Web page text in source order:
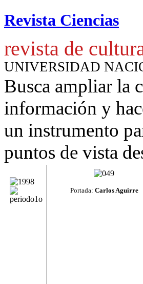
Revista Ciencias
revista de
UNIVERSIDAD
Busca ampliar la
información y
un instrumento
puntos de vista
Portada: Carlos Aguirre